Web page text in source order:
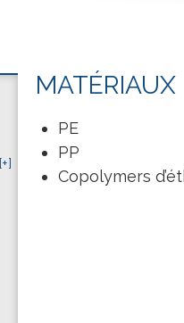
[+]
MATÉRIAUX
PE
PP
Copolymers